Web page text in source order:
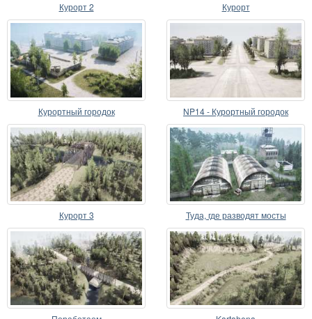
Курорт 2 Курорт
Курортный городок NP14 - Курортный городок
Курорт 3 Туда, где разводят мосты